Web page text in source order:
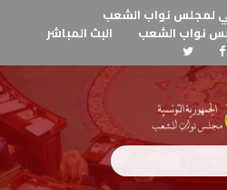
لمجلس نواب الشعب
نواب الشعب
البث المباشر